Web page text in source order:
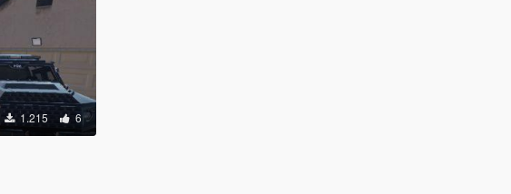
1.215 6